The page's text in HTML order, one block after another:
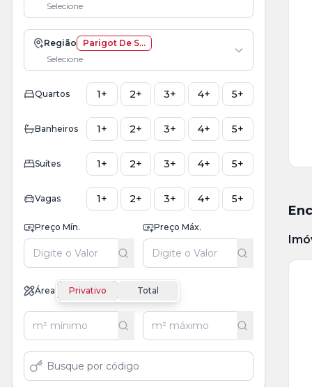
Selecione
Região
Parigot De S...
Selecione
Quartos 1+ 2+ 3+ 4+ 5+
Banheiros 1+ 2+ 3+ 4+ 5+
Suítes 1+ 2+ 3+ 4+ 5+
Vagas 1+ 2+ 3+ 4+ 5+
Preço Mín. Preço Máx.
Área Privativo Total